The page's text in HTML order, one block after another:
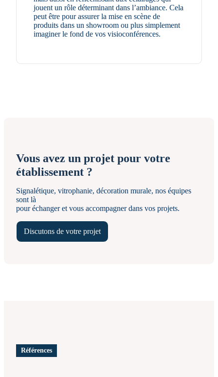
jouent un rôle déterminant dans l’ambiance. Cela
peut être pour assurer la mise en scène de
produits dans un showroom ou plus simplement
imaginer le fond de vos visioconférences.
Vous avez un projet pour votre
établissement ?
Signalétique, vitrophanie, décoration murale, nos équipes
sont là
pour échanger et vous accompagner dans vos projets.
Discutons de votre projet
Références